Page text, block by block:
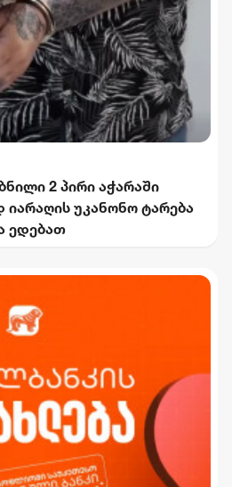
2 პირი აჭარაში
უკანონო ტარება
ედებათ